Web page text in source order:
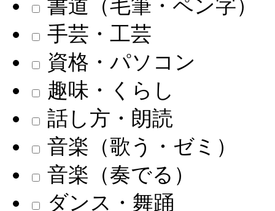
書道（毛筆・ペン字）
手芸・工芸
資格・パソコン
趣味・くらし
話し方・朗読
音楽（歌う・ゼミ）
音楽（奏でる）
ダンス・舞踊